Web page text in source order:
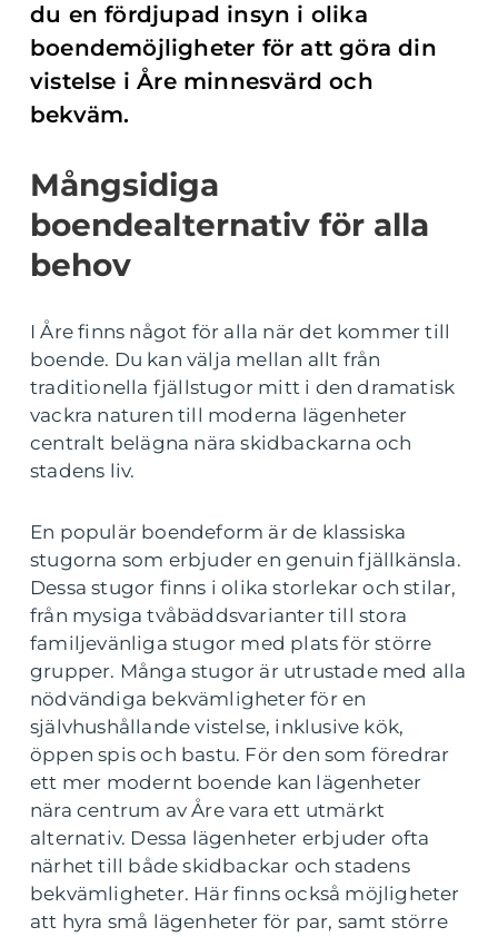
du en fördjupad insyn i olika
boendemöjligheter för att göra din
vistelse i Åre minnesvärd och
bekväm.
Mångsidiga
boendealternativ för alla
behov
I Åre finns något för alla när det kommer till
boende. Du kan välja mellan allt från
traditionella fjällstugor mitt i den dramatisk
vackra naturen till moderna lägenheter
centralt belägna nära skidbackarna och
stadens liv.
En populär boendeform är de klassiska
stugorna som erbjuder en genuin fjällkänsla.
Dessa stugor finns i olika storlekar och stilar,
från mysiga tvåbäddsvarianter till stora
familjevänliga stugor med plats för större
grupper. Många stugor är utrustade med alla
nödvändiga bekvämligheter för en
självhushållande vistelse, inklusive kök,
öppen spis och bastu. För den som föredrar
ett mer modernt boende kan lägenheter
nära centrum av Åre vara ett utmärkt
alternativ. Dessa lägenheter erbjuder ofta
närhet till både skidbackar och stadens
bekvämligheter. Här finns också möjligheter
att hyra små lägenheter för par, samt större